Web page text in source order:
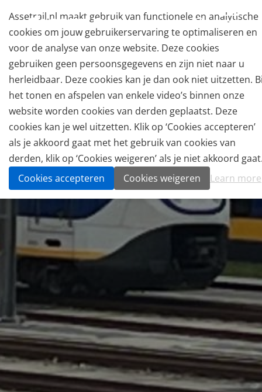
Assetrail.nl maakt gebruik van functionele en analytische
cookies om jouw gebruikerservaring te optimaliseren en
voor de analyse van onze website. Deze cookies
gebruiken geen persoonsgegevens en zijn niet naar u
herleidbaar. Deze cookies kan je dan ook niet uitzetten.
het tonen en afspelen van enkele video’s binnen onze
website worden cookies van derden geplaatst. Deze
cookies kan je wel uitzetten. Klik op ‘Cookies accepteren’
als je akkoord gaat met het gebruik van cookies van
derden, klik op ‘Cookies weigeren’ als je niet akkoord
Cookies accepteren
Cookies weigeren Learn more